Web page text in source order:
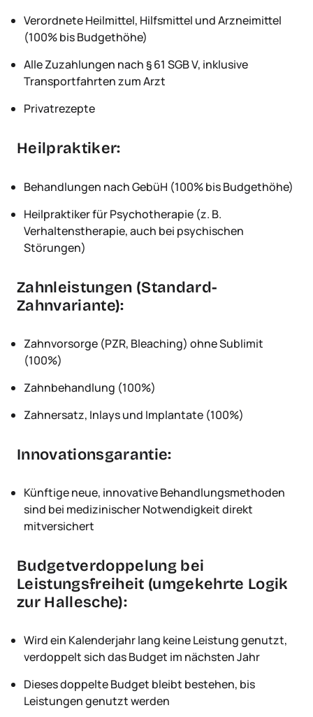
Verordnete Heilmittel, Hilfsmittel und Arzneimittel
(100% bis Budgethöhe)
Alle Zuzahlungen nach § 61 SGB V, inklusive
Transportfahrten zum Arzt
Privatrezepte
Heilpraktiker:
Behandlungen nach GebüH (100% bis Budgethöhe)
Heilpraktiker für Psychotherapie (z. B.
Verhaltenstherapie, auch bei psychischen
Störungen)
Zahnleistungen (Standard-
Zahnvariante):
Zahnvorsorge (PZR, Bleaching) ohne Sublimit
(100%)
Zahnbehandlung (100%)
Zahnersatz, Inlays und Implantate (100%)
Innovationsgarantie:
Künftige neue, innovative Behandlungsmethoden
sind bei medizinischer Notwendigkeit direkt
mitversichert
Budgetverdoppelung bei
Leistungsfreiheit (umgekehrte Logik
zur Hallesche):
Wird ein Kalenderjahr lang keine Leistung genutzt,
verdoppelt sich das Budget im nächsten Jahr
Dieses doppelte Budget bleibt bestehen, bis
Leistungen genutzt werden